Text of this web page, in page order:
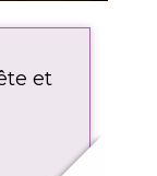
n
e
o
a
et